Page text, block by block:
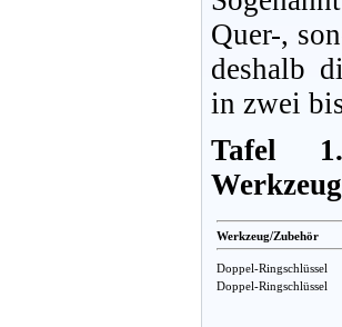
Quer-,
deshalb
in zwei
Tafel
Werkzeug/Zubehör
Doppel-Ringschlüssel
Doppel-Ringschlüssel